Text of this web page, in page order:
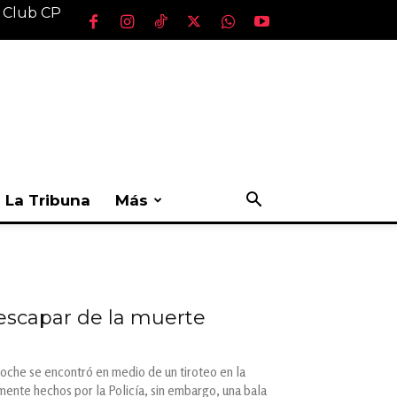
CP
La Tribuna Más
de la muerte
se encontró en medio de un tiroteo en la
hechos por la Policía, sin embargo, una bala